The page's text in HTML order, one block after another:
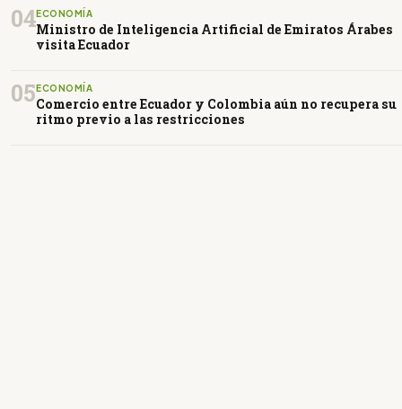
04ECONOMÍA
Ministro de Inteligencia Artificial de Emiratos Árabes
visita Ecuador
05ECONOMÍA
Comercio entre Ecuador y Colombia aún no recupera su
ritmo previo a las restricciones